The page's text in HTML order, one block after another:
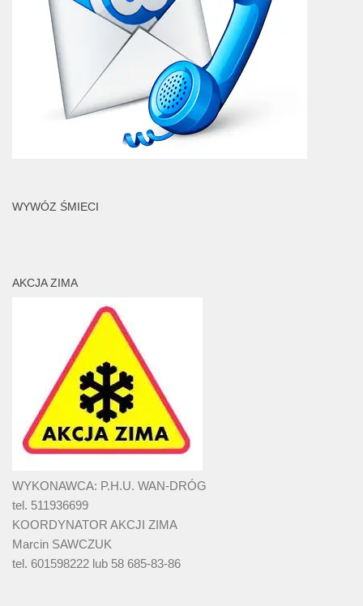
WYWÓZ ŚMIECI
AKCJA ZIMA
WYKONAWCA: P.H.U. WAN-DRÓG
tel. 511936699
KOORDYNATOR AKCJI ZIMA
Marcin SAWCZUK
tel. 601598222 lub 58 685-83-86